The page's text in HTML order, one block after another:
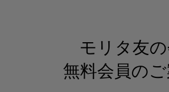
モリタ友
無料会員のご